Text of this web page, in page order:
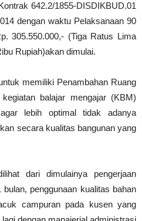
642.2/1855-DISDIKBUD.01
dengan waktu Pelaksanaan 90
305.550.000,- (Tiga Ratus Lima
Rupiah)akan dimulai.
memiliki Penambahan Ruang
balajar mengajar (KBM)
lebih optimal tidak adanya
secara kualitas bangunan yang
dari dimulainya pengerjaan
penggunaan kualitas bahan
campuran pada kusen yang